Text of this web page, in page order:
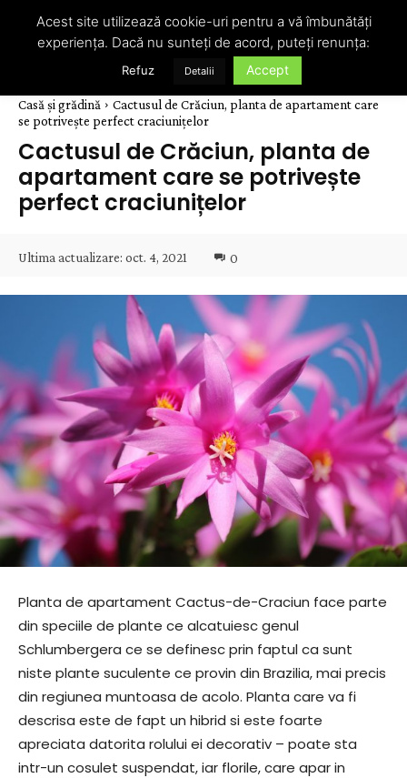
Casă și grădină
Cactusul de Crăciun, planta de apartament care
se potrivește perfect craciunițelor
Cactusul de Crăciun, planta de
apartament care se potrivește
perfect craciunițelor
Ultima actualizare: oct. 4, 2021 0
Planta de apartament Cactus-de-Craciun face parte
din speciile de plante ce alcatuiesc genul
Schlumbergera ce se definesc prin faptul ca sunt
niste plante suculente ce provin din Brazilia, mai precis
din regiunea muntoasa de acolo. Planta care va fi
descrisa este de fapt un hibrid si este foarte
apreciata datorita rolului ei decorativ – poate sta
intr-un cosulet suspendat, iar florile, care apar in
Acest site utilizează cookie-uri pentru a vă îmbunătăți
experiența. Dacă nu sunteți de acord, puteți renunța:
Refuz Detalii Accept